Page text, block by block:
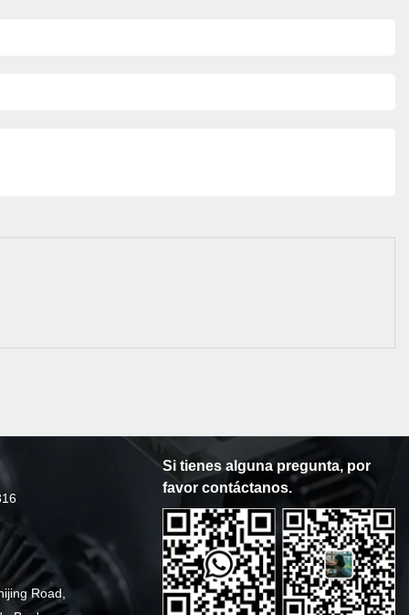
Road,
Si tienes alguna pregunta, por
favor contáctanos.